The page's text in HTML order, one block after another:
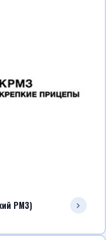
РМЗ)